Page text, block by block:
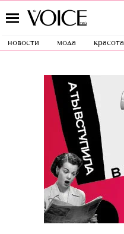
новости мода красота